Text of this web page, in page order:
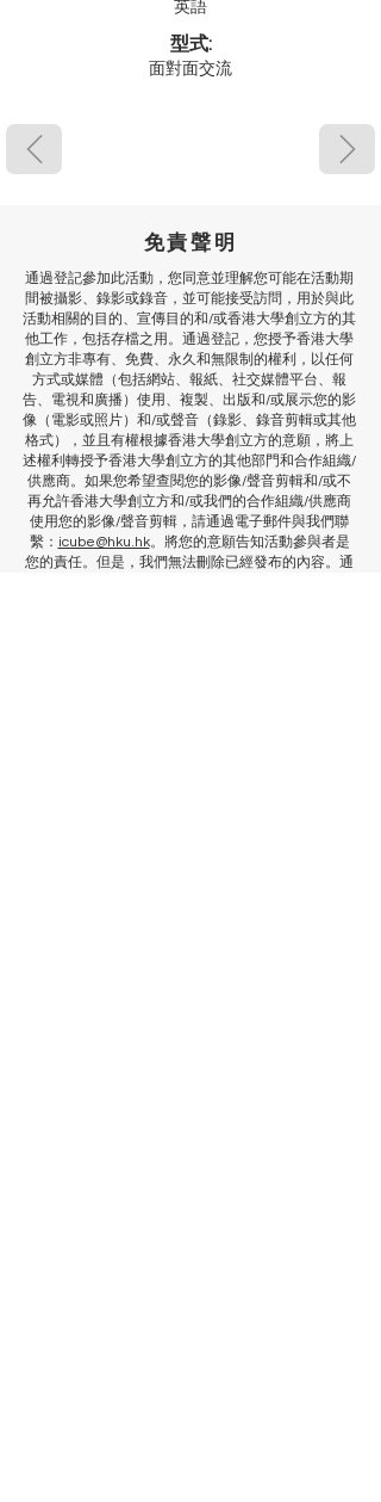
英語
型式:
面對面交流
免責聲明
通過登記參加此活動，您同意並理解您可能在活動期
間被攝影、錄影或錄音，並可能接受訪問，用於與此
活動相關的目的、宣傳目的和/或香港大學創立方的其
他工作，包括存檔之用。通過登記，您授予香港大學
創立方非專有、免費、永久和無限制的權利，以任何
方式或媒體（包括網站、報紙、社交媒體平台、報
告、電視和廣播）使用、複製、出版和/或展示您的影
像（電影或照片）和/或聲音（錄影、錄音剪輯或其他
格式），並且有權根據香港大學創立方的意願，將上
述權利轉授予香港大學創立方的其他部門和合作組織/
供應商。如果您希望查閱您的影像/聲音剪輯和/或不
再允許香港大學創立方和/或我們的合作組織/供應商
使用您的影像/聲音剪輯，請通過電子郵件與我們聯
繫： icube@hku.hk。將您的意願告知活動參與者是
您的責任。但是，我們無法刪除已經發布的內容。通